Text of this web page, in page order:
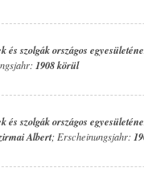
és szolgák országos
1908 körül
és szolgák országos
Albert; Erscheinungsjahr: